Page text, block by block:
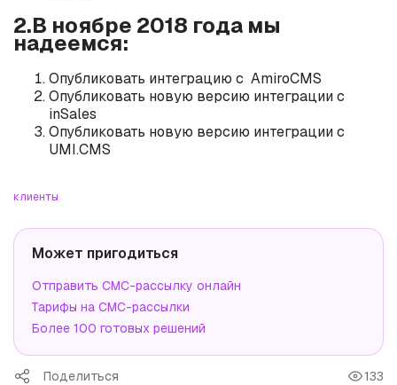
2.В ноябре 2018 года мы
надеемся:
Опубликовать интеграцию с AmiroCMS
Опубликовать новую версию интеграции с
inSales
Опубликовать новую версию интеграции с
UMI.CMS
клиенты
Может пригодиться
Отправить СМС-рассылку онлайн
Тарифы на СМС-рассылки
Более 100 готовых решений
Поделиться 133